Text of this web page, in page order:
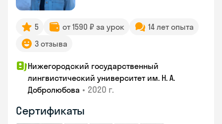
5 от 1590 ₽ за урок
14 лет опыта
3 отзыва
Нижегородский государственный
лингвистический университет им. Н. А.
Добролюбова • 2020 г.
Сертификаты